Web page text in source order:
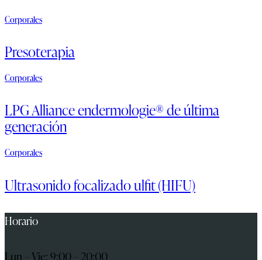
Corporales
Presoterapia
Corporales
LPG Alliance endermologie® de última
generación
Corporales
Ultrasonido focalizado ulfit (HIFU)
Horario
Lun – Vie: 9:00 – 20:00